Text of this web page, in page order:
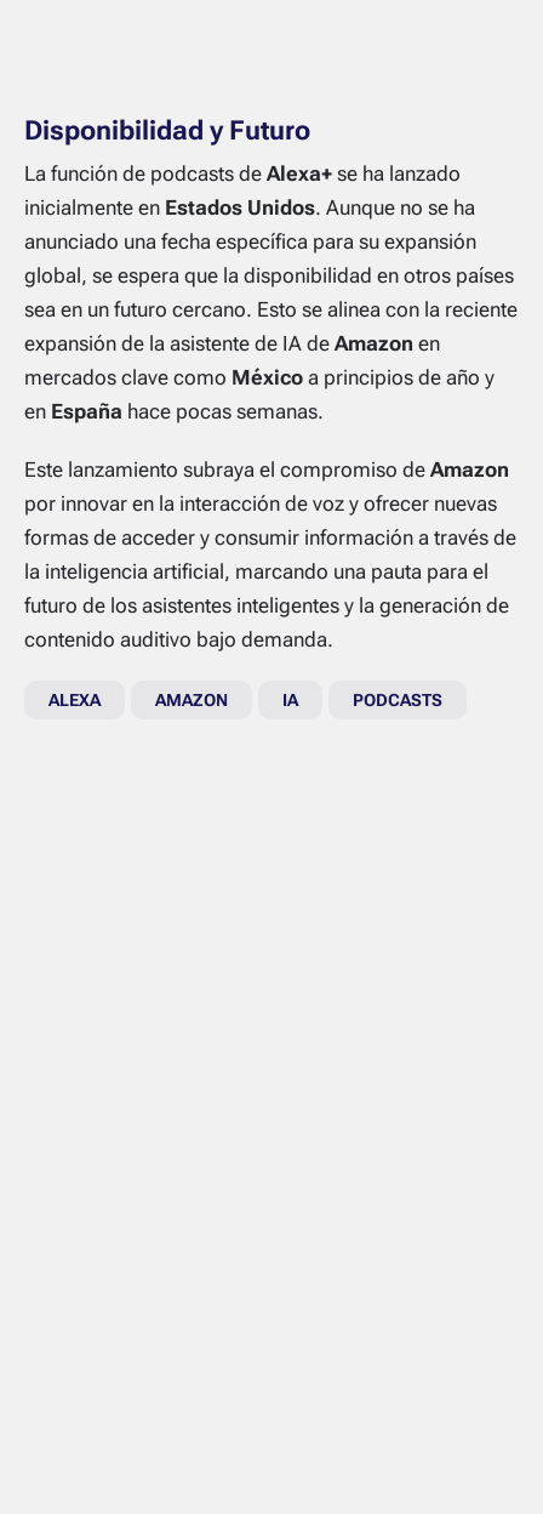
Disponibilidad y Futuro
La función de podcasts de Alexa+ se ha lanzado
inicialmente en Estados Unidos. Aunque no se ha
anunciado una fecha específica para su expansión
global, se espera que la disponibilidad en otros países
sea en un futuro cercano. Esto se alinea con la reciente
expansión de la asistente de IA de Amazon en
mercados clave como México a principios de año y
en España hace pocas semanas.
Este lanzamiento subraya el compromiso de Amazon
por innovar en la interacción de voz y ofrecer nuevas
formas de acceder y consumir información a través de
la inteligencia artificial, marcando una pauta para el
futuro de los asistentes inteligentes y la generación de
contenido auditivo bajo demanda.
ALEXA AMAZON IA PODCASTS